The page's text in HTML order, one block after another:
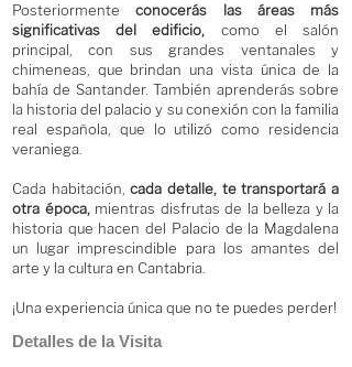
Posteriormenteconocerás las áreas más
significativas del edificio, como el salón
principal, con sus grandes ventanales y
chimeneas, que brindan una vista única de la
bahía de Santander. También aprenderás sobre
la historia del palacio y su conexión con la familia
real española, que lo utilizó como residencia
veraniega.
Cada habitación,cada detalle, te transportará a
otra época, mientras disfrutas de la belleza y la
historia que hacen del Palacio de la Magdalena
un lugar imprescindible para los amantes del
arte y la cultura en Cantabria.
¡Una experiencia única que no te puedes perder!
Detalles de la Visita